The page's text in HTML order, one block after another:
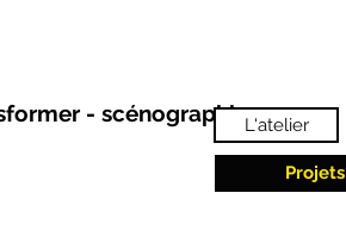
- scénographierL'atelier
Projets